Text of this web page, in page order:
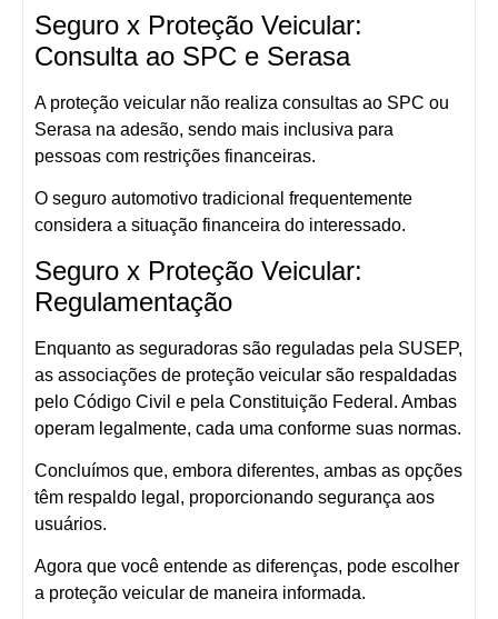
Seguro x Proteção Veicular:
Consulta ao SPC e Serasa
A proteção veicular não realiza consultas ao SPC ou
Serasa na adesão, sendo mais inclusiva para
pessoas com restrições financeiras.
O seguro automotivo tradicional frequentemente
considera a situação financeira do interessado.
Seguro x Proteção Veicular:
Regulamentação
Enquanto as seguradoras são reguladas pela SUSEP,
as associações de proteção veicular são respaldadas
pelo Código Civil e pela Constituição Federal. Ambas
operam legalmente, cada uma conforme suas normas.
Concluímos que, embora diferentes, ambas as opções
têm respaldo legal, proporcionando segurança aos
usuários.
Agora que você entende as diferenças, pode escolher
a proteção veicular de maneira informada.